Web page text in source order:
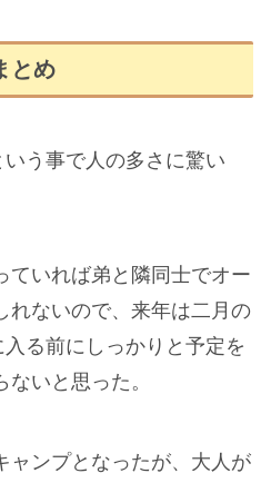
とめ
う事で人の多さに驚い
ていれば弟と隣同士でオー
れないので、来年は二月の
る前にしっかりと予定を
いと思った。
ャンプとなったが、大人が